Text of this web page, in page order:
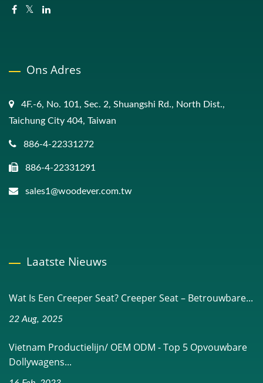
Ons Adres
4F.-6, No. 101, Sec. 2, Shuangshi Rd., North Dist.,
Taichung City 404, Taiwan
886-4-22331272
886-4-22331291
sales1@woodever.com.tw
Laatste Nieuws
Wat Is Een Creeper Seat? Creeper Seat – Betrouwbare...
22 Aug, 2025
Vietnam Productielijn/ OEM ODM - Top 5 Opvouwbare
Dollywagens...